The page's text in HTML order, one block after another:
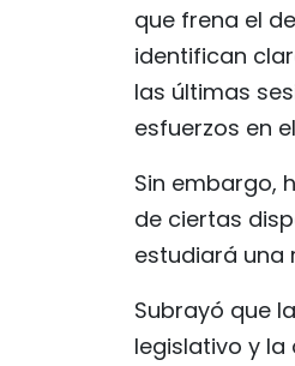
que frena el
identifican
las últimas
esfuerzos en
Sin embargo,
de ciertas
estudiará una
Subrayó que
legislativo y